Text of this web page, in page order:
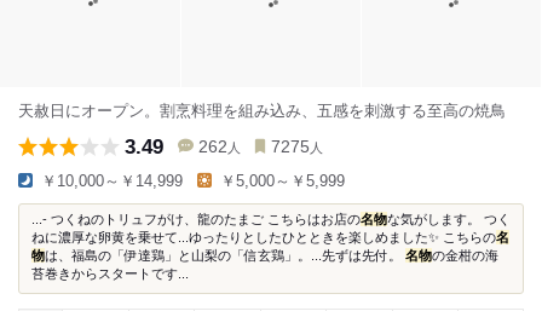
天赦日にオープン。割烹料理を組み込み、五感を刺激する至高の焼鳥
3.49 262 人 7275 人
￥10,000～￥14,999 ￥5,000～￥5,999
...- つくねのトリュフがけ、龍のたまご こちらはお店の名物な気がします。 つく
ねに濃厚な卵黄を乗せて...ゆったりとしたひとときを楽しめました✨ こちらの名
物は、福島の「伊達鶏」と山梨の「信玄鶏」。...先ずは先付。 名物の金柑の海
苔巻きからスタートです...